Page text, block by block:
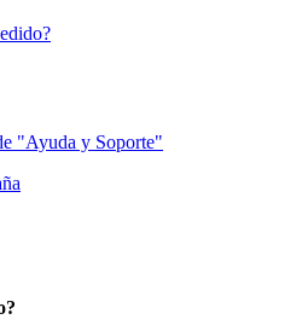
"Ayuda y Soporte"